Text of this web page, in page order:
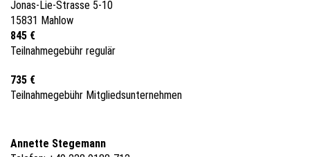
Jonas-Lie-Strasse 5-10
15831 Mahlow
845 €
Teilnahmegebühr regulär
735 €
Teilnahmegebühr Mitgliedsunternehmen
Annette Stegemann